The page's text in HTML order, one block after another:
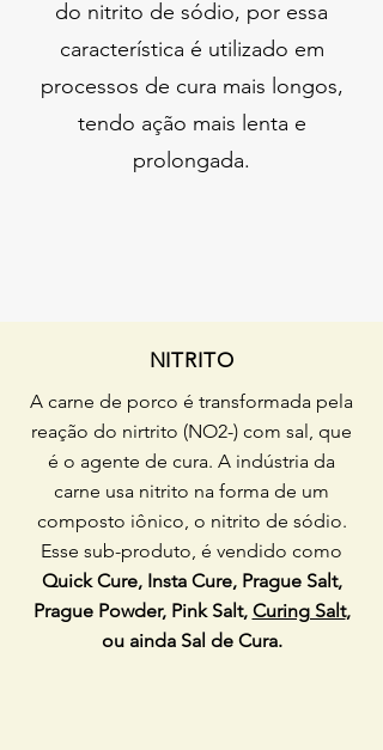
do nitrito de sódio, por essa
característica é utilizado em
processos de cura mais longos,
tendo ação mais lenta e
prolongada.
NITRITO
A carne de porco é transformada pela
reação do nirtrito (NO2-) com sal, que
é o agente de cura. A indústria da
carne usa nitrito na forma de um
composto iônico, o nitrito de sódio.
Esse sub-produto, é vendido como
Quick Cure, Insta Cure, Prague Salt,
Prague Powder, Pink Salt, Curing Salt,
ou ainda Sal de Cura.